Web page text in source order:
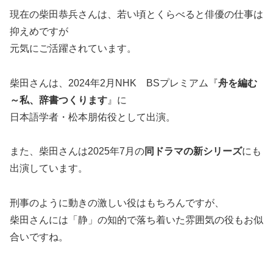
現在の柴田恭兵さんは、若い頃とくらべると俳優の仕事は
抑えめですが
元気にご活躍されています。
柴田さんは、2024年2月NHK BSプレミアム『舟を編む
～私、辞書つくります 』に
日本語学者・松本朋佑役として出演。
また、柴田さんは2025年7月の同ドラマの新シリーズにも
出演しています。
刑事のように動きの激しい役はもちろんですが、
柴田さんには「静」の知的で落ち着いた雰囲気の役もお似
合いですね。